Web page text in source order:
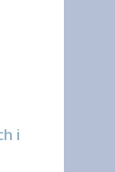
i